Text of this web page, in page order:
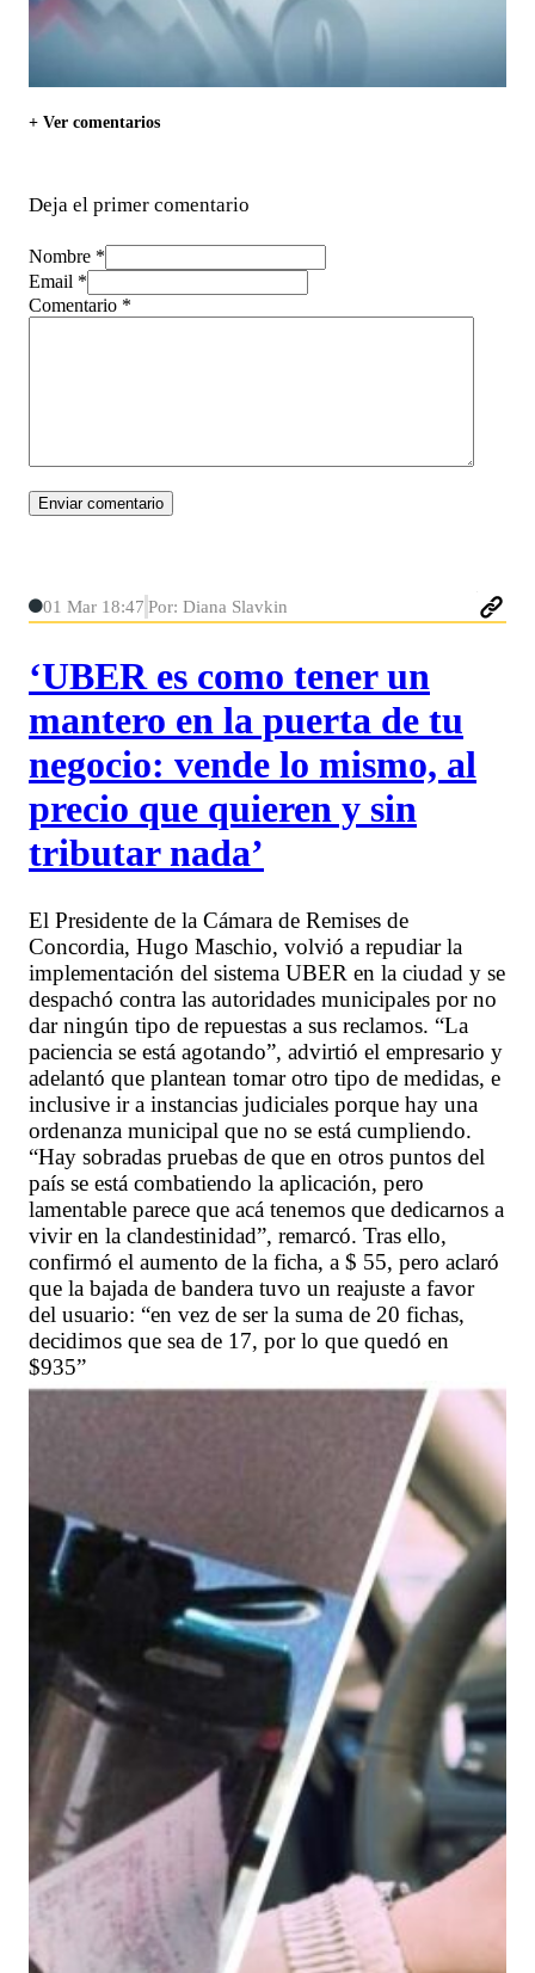
+ Ver comentarios
Deja el primer comentario
Nombre *
Email *
Comentario *
01 Mar 18:47 Por: Diana Slavkin
‘UBER es como tener un
mantero en la puerta de tu
negocio: vende lo mismo, al
precio que quieren y sin
tributar nada’
El Presidente de la Cámara de Remises de
Concordia, Hugo Maschio, volvió a repudiar la
implementación del sistema UBER en la ciudad y se
despachó contra las autoridades municipales por no
dar ningún tipo de repuestas a sus reclamos. “La
paciencia se está agotando”, advirtió el empresario y
adelantó que plantean tomar otro tipo de medidas, e
inclusive ir a instancias judiciales porque hay una
ordenanza municipal que no se está cumpliendo.
“Hay sobradas pruebas de que en otros puntos del
país se está combatiendo la aplicación, pero
lamentable parece que acá tenemos que dedicarnos a
vivir en la clandestinidad”, remarcó. Tras ello,
confirmó el aumento de la ficha, a $ 55, pero aclaró
que la bajada de bandera tuvo un reajuste a favor
del usuario: “en vez de ser la suma de 20 fichas,
decidimos que sea de 17, por lo que quedó en
$935”